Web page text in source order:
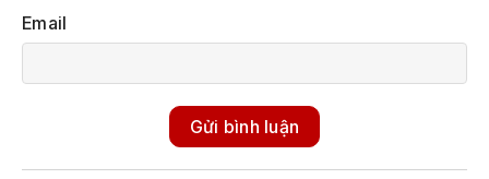
Email
Gửi bình luận